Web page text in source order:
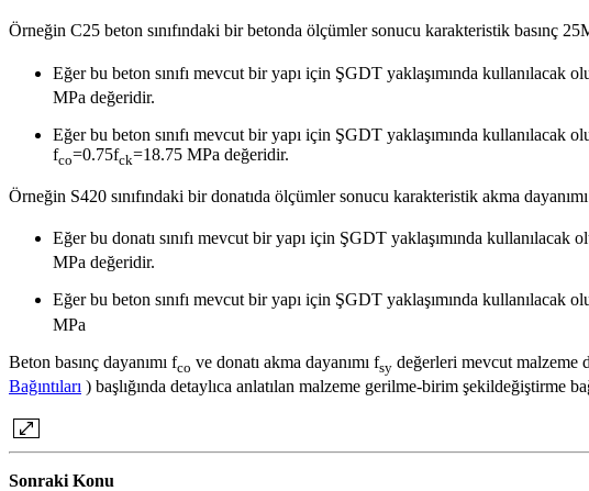
Örneğin C25 beton sınıfındaki bir betonda ölçümler sonucu karakteristik basınç
Eğer bu beton sınıfı mevcut bir yapı için ŞGDT yaklaşımında kullanılacak
MPa değeridir.
Eğer bu beton sınıfı mevcut bir yapı için ŞGDT yaklaşımında kullanılacak
fco=0.75fck=18.75 MPa değeridir.
Örneğin S420 sınıfındaki bir donatıda ölçümler sonucu karakteristik akma
Eğer bu donatı sınıfı mevcut bir yapı için ŞGDT yaklaşımında
MPa değeridir.
Eğer bu beton sınıfı mevcut bir yapı için ŞGDT yaklaşımında kullanılacak
MPa
Beton basınç dayanımı fco ve donatı akma dayanımı fsy değerleri mevcut malzeme
Bağıntıları ) başlığında detaylıca anlatılan malzeme gerilme-birim şekildeğiştirme
Sonraki Konu